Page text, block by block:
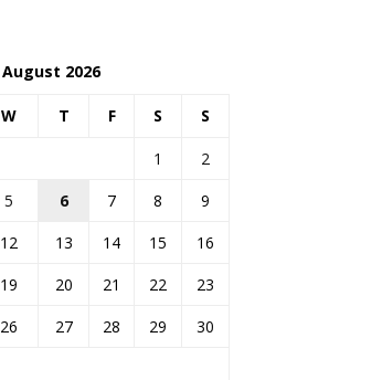
August 2026
W T F S S
1
2
5 6 7 8
9
12 13 14 15
16
19 20 21 22
23
26 27 28 29
30